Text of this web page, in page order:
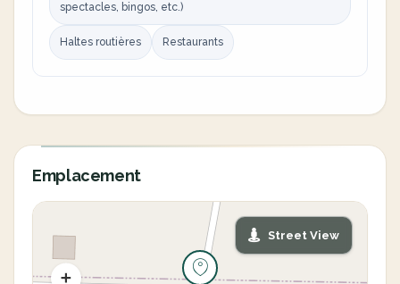
spectacles, bingos, etc.)
Haltes routières Restaurants
Emplacement
Street View